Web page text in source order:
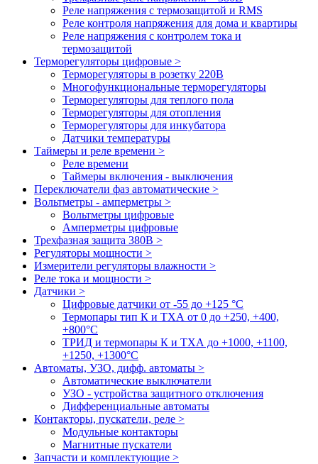
Реле напряжения с термозащитой и RMS
Реле контроля напряжения для дома и квартиры
Реле напряжения с контролем тока и
термозащитой
Терморегуляторы цифровые >
Терморегуляторы в розетку 220В
Многофункциональные терморегуляторы
Терморегуляторы для теплого пола
Терморегуляторы для отопления
Терморегуляторы для инкубатора
Датчики температуры
Таймеры и реле времени >
Реле времени
Таймеры включения - выключения
Переключатели фаз автоматические >
Вольтметры - амперметры >
Вольтметры цифровые
Амперметры цифровые
Трехфазная защита 380В >
Регуляторы мощности >
Измерители регуляторы влажности >
Реле тока и мощности >
Датчики >
Цифровые датчики от -55 до +125 °С
Термопары тип К и ТХА от 0 до +250, +400,
+800°C
ТРИД и термопары К и ТХА до +1000, +1100,
+1250, +1300°C
Автоматы, УЗО, дифф. автоматы >
Автоматические выключатели
УЗО - устройства защитного отключения
Дифференциальные автоматы
Контакторы, пускатели, реле >
Модульные контакторы
Магнитные пускатели
Запчасти и комплектующие >